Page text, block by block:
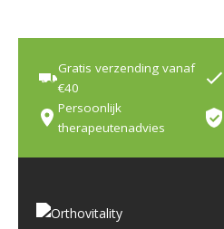
Gratis verzending vanaf
€40
Persoonlijk
therapeutenadvies